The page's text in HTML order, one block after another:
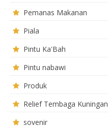
Pemanas Makanan
Piala
Pintu Ka'Bah
Pintu nabawi
Produk
Relief Tembaga Kuningan
sovenir